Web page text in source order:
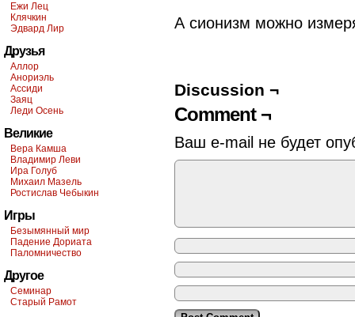
Ежи Лец
Клячкин
Эдвард Лир
Друзья
Аллор
Анориэль
Ассиди
Заяц
Леди Осень
Великие
Вера Камша
Владимир Леви
Ира Голуб
Михаил Мазель
Ростислав Чебыкин
Игры
Безымянный мир
Падение Дориата
Паломничество
Другое
Семинар
Старый Рамот
А сионизм можно
Discussion ¬
Comment ¬
Ваш e-mail не будет